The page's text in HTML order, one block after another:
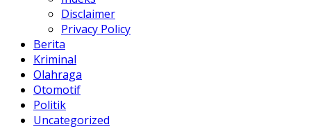
Disclaimer
Privacy Policy
Berita
Kriminal
Olahraga
Otomotif
Politik
Uncategorized